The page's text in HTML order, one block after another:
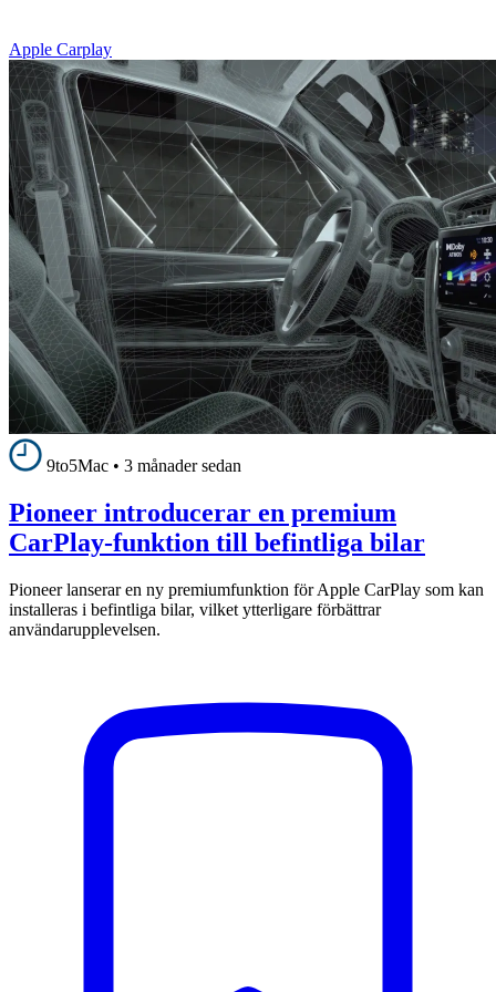
Apple Carplay
9to5Mac • 3 månader sedan
Pioneer introducerar en premium
CarPlay-funktion till befintliga bilar
Pioneer lanserar en ny premiumfunktion för Apple CarPlay som kan
installeras i befintliga bilar, vilket ytterligare förbättrar
användarupplevelsen.